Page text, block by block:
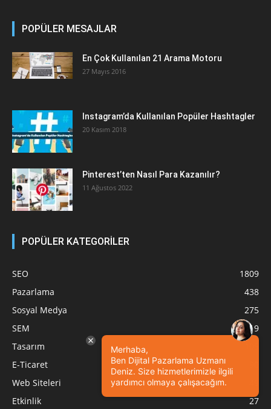
POPÜLER MESAJLAR
En Çok Kullanılan 21 Arama Motoru
27 Mayıs 2016
Instagram’da Kullanılan Popüler Hashtagler
20 Kasım 2018
Pinterest’ten Nasıl Para Kazanılır?
11 Ağustos 2022
POPÜLER KATEGORİLER
SEO
1809
Pazarlama
438
Sosyal Medya
275
SEM
119
Tasarım
E-Ticaret
Web Siteleri
Etkinlik
27
Merhaba,
Ben Dijital Pazarlama Uzmanı
Deniz. Size hizmetlerimizle ilgili
yardımcı olmaya çalışacağım.